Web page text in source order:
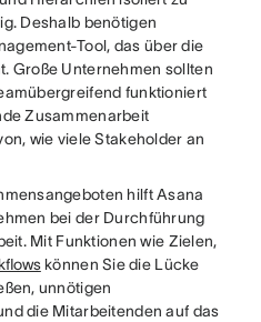
Deshalb benötigen
Tool, das über die
Große Unternehmen sollten
funktioniert
Zusammenarbeit
wie viele Stakeholder an
hilft Asana
bei der Durchführung
Mit Funktionen wie Zielen,
können Sie die Lücke
unnötigen
die Mitarbeitenden auf das